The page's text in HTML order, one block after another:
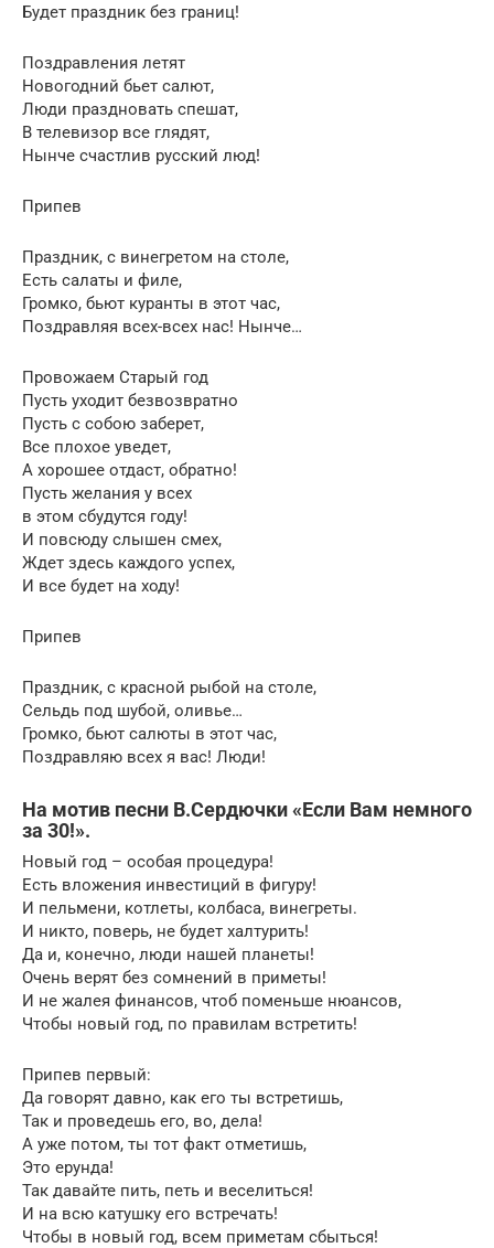
Будет праздник без границ!
Поздравления летят
Новогодний бьет салют,
Люди праздновать спешат,
В телевизор все глядят,
Нынче счастлив русский люд!
Припев
Праздник, с винегретом на столе,
Есть салаты и филе,
Громко, бьют куранты в этот час,
Поздравляя всех-всех нас! Нынче…
Провожаем Старый год
Пусть уходит безвозвратно
Пусть с собою заберет,
Все плохое уведет,
А хорошее отдаст, обратно!
Пусть желания у всех
в этом сбудутся году!
И повсюду слышен смех,
Ждет здесь каждого успех,
И все будет на ходу!
Припев
Праздник, с красной рыбой на столе,
Сельдь под шубой, оливье…
Громко, бьют салюты в этот час,
Поздравляю всех я вас! Люди!
На мотив песни В.Сердючки «Если Вам немного
за 30!».
Новый год – особая процедура!
Есть вложения инвестиций в фигуру!
И пельмени, котлеты, колбаса, винегреты.
И никто, поверь, не будет халтурить!
Да и, конечно, люди нашей планеты!
Очень верят без сомнений в приметы!
И не жалея финансов, чтоб поменьше нюансов,
Чтобы новый год, по правилам встретить!
Припев первый:
Да говорят давно, как его ты встретишь,
Так и проведешь его, во, дела!
А уже потом, ты тот факт отметишь,
Это ерунда!
Так давайте пить, петь и веселиться!
И на всю катушку его встречать!
Чтобы в новый год, всем приметам сбыться!